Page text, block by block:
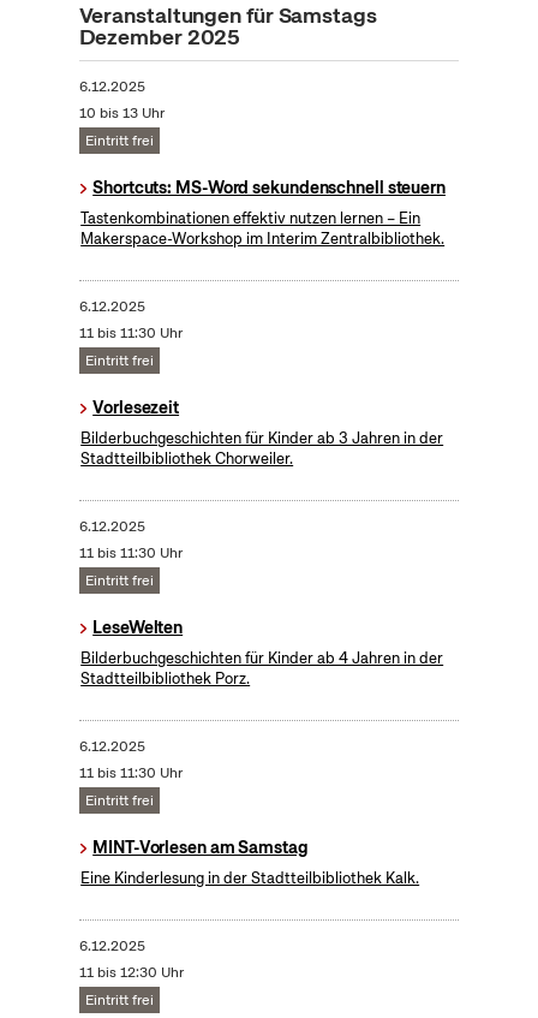
Veranstaltungen für Samstags
Dezember 2025
6.12.2025
10 bis 13 Uhr
Eintritt frei
Shortcuts: MS-Word sekundenschnell steuern
Tastenkombinationen effektiv nutzen lernen – Ein
Makerspace-Workshop im Interim Zentralbibliothek.
6.12.2025
11 bis 11:30 Uhr
Eintritt frei
Vorlesezeit
Bilderbuchgeschichten für Kinder ab 3 Jahren in der
Stadtteilbibliothek Chorweiler.
6.12.2025
11 bis 11:30 Uhr
Eintritt frei
LeseWelten
Bilderbuchgeschichten für Kinder ab 4 Jahren in der
Stadtteilbibliothek Porz.
6.12.2025
11 bis 11:30 Uhr
Eintritt frei
MINT-Vorlesen am Samstag
Eine Kinderlesung in der Stadtteilbibliothek Kalk.
6.12.2025
11 bis 12:30 Uhr
Eintritt frei